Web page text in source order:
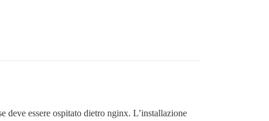
deve essere ospitato dietro nginx. L’installazione